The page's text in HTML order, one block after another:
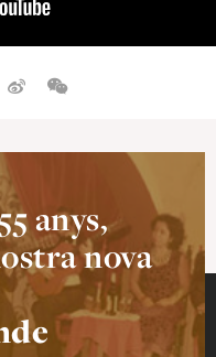
anys,
nova